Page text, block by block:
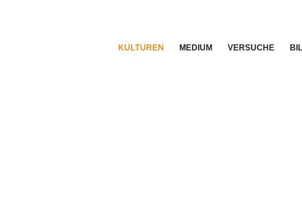
KULTUREN MEDIUM VERSUCHE